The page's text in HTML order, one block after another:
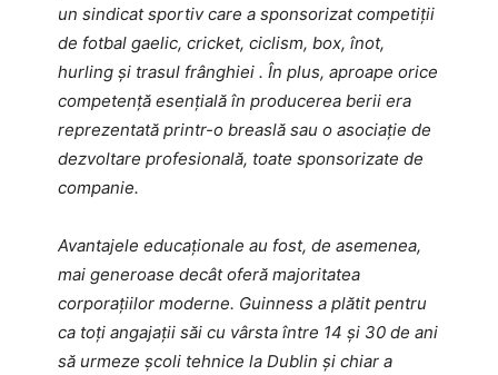
un sindicat sportiv care a sponsorizat competiții
de fotbal gaelic, cricket, ciclism, box, înot,
hurling și trasul frânghiei . În plus, aproape orice
competență esențială în producerea berii era
reprezentată printr-o breaslă sau o asociație de
dezvoltare profesională, toate sponsorizate de
companie.
Avantajele educaționale au fost, de asemenea,
mai generoase decât oferă majoritatea
corporațiilor moderne. Guinness a plătit pentru
ca toți angajații săi cu vârsta între 14 și 30 de ani
să urmeze școli tehnice la Dublin și chiar a